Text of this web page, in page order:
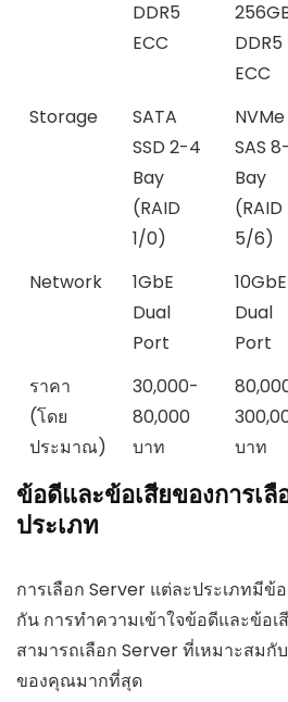
DDR5
ECC
DDR5
ECC
Storage
SATA
SSD 2-4
Bay
(RAID
1/0)
SAS
Bay
(RAID
5/6)
Network
1GbE
Dual
Port
10GbE
Dual
Port
ราคา
(โดย
ประมาณ)
30,000-
80,000
บาท
บาท
ข้อดีและข้อเสียของการเ
ประเภท
การเลือก Server แต่ละประเภทมีข้
กัน การทำความเข้าใจข้อดีและข้อ
สามารถเลือก Server ที่เหมาะสมกั
ของคุณมากที่สุด